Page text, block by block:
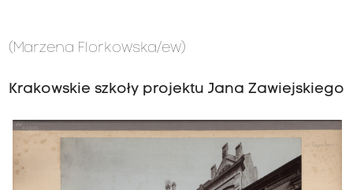
(Marzena Florkowska/ew)
Krakowskie szkoły projektu Jana Zawiejskiego